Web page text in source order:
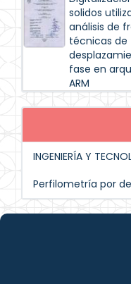
solidos
análisis de
técnicas de
fase en
ARM
INGENIERÍA Y
Perfilometría por